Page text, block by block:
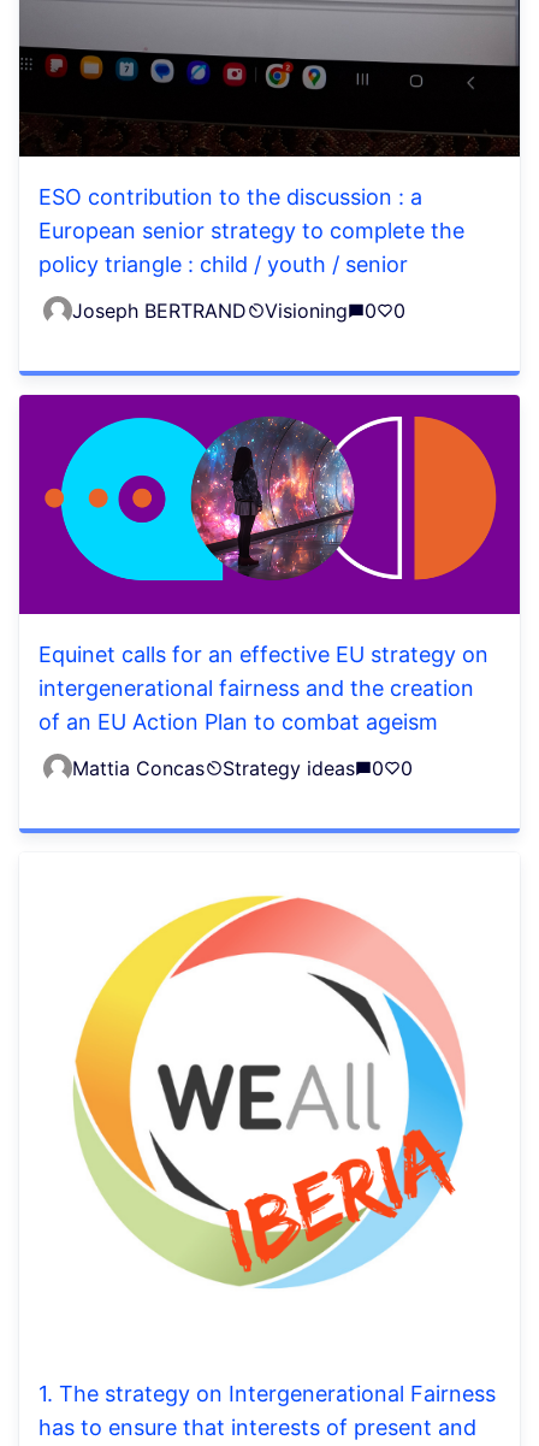
ESO contribution to the discussion : a
European senior strategy to complete the
policy triangle : child / youth / senior
Joseph BERTRAND Visioning 0 0
Equinet calls for an effective EU strategy on
intergenerational fairness and the creation
of an EU Action Plan to combat ageism
Mattia Concas Strategy ideas 0 0
1. The strategy on Intergenerational Fairness
has to ensure that interests of present and